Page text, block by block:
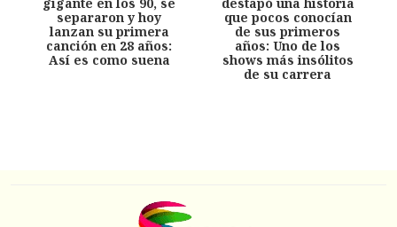
separaron y hoy
lanzan su primera
canción en 28 años:
Así es como suena
que pocos conocían
de sus primeros
años: Uno de los
shows más insólitos
de su carrera